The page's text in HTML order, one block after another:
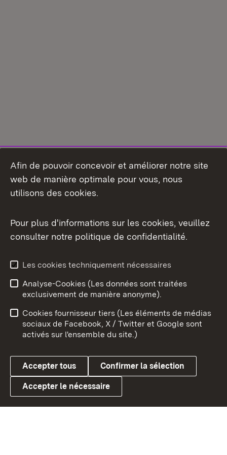
Aperçu des thèmes
Link zum Landesportal
Conseils d'utilisation
Confidentialité
Cookies
Afin de pouvoir concevoir et améliorer notre site
web de manière optimale pour vous, nous
utilisons des cookies.
Pour plus d'informations sur les cookies, veuillez
consulter notre politique de confidentialité.
Les cookies techniquement nécessaires
Analyse-Cookies (Les données sont traitées
exclusivement de manière anonyme).
Cookies fournisseur tiers (Les éléments de médias
sociaux de Facebook, X / Twitter et Google sont
activés sur l'ensemble du site.)
Accepter tous Confirmer la sélection
Accepter le nécessaire